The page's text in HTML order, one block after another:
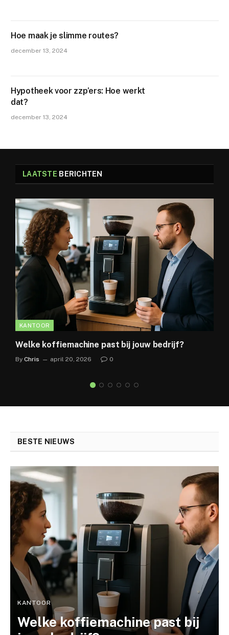
Hoe maak je slimme routes?
december 13, 2024
Hypotheek voor zzp’ers: Hoe werkt
dat?
december 13, 2024
LAATSTE BERICHTEN
KANTOOR
Welke koffiemachine past bij jouw bedrijf?
By Chris april 20, 2026 0
BESTE NIEUWS
KANTOOR
Welke koffiemachine past bij